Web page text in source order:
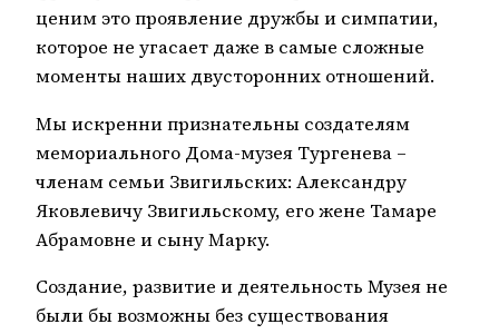
ценим это проявление дружбы и симпатии,
которое не угасает даже в самые сложные
моменты наших двусторонних отношений.
Мы искренни признательны создателям
мемориального Дома-музея Тургенева –
членам семьи Звигильских: Александру
Яковлевичу Звигильскому, его жене Тамаре
Абрамовне и сыну Марку.
Создание, развитие и деятельность Музея не
были бы возможны без существования